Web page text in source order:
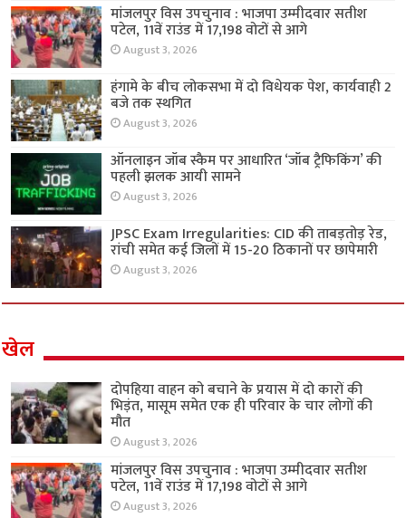
मांजलपुर विस उपचुनाव : भाजपा उम्मीदवार सतीश
पटेल, 11वें राउंड में 17,198 वोटों से आगे
August 3, 2026
हंगामे के बीच लोकसभा में दो विधेयक पेश, कार्यवाही 2
बजे तक स्थगित
August 3, 2026
ऑनलाइन जॉब स्कैम पर आधारित ‘जॉब ट्रैफिकिंग’ की
पहली झलक आयी सामने
August 3, 2026
JPSC Exam Irregularities: CID की ताबड़तोड़ रेड,
रांची समेत कई जिलों में 15-20 ठिकानों पर छापेमारी
August 3, 2026
खेल
दोपहिया वाहन को बचाने के प्रयास में दो कारों की
भिड़ंत, मासूम समेत एक ही परिवार के चार लोगों की
मौत
August 3, 2026
मांजलपुर विस उपचुनाव : भाजपा उम्मीदवार सतीश
पटेल, 11वें राउंड में 17,198 वोटों से आगे
August 3, 2026